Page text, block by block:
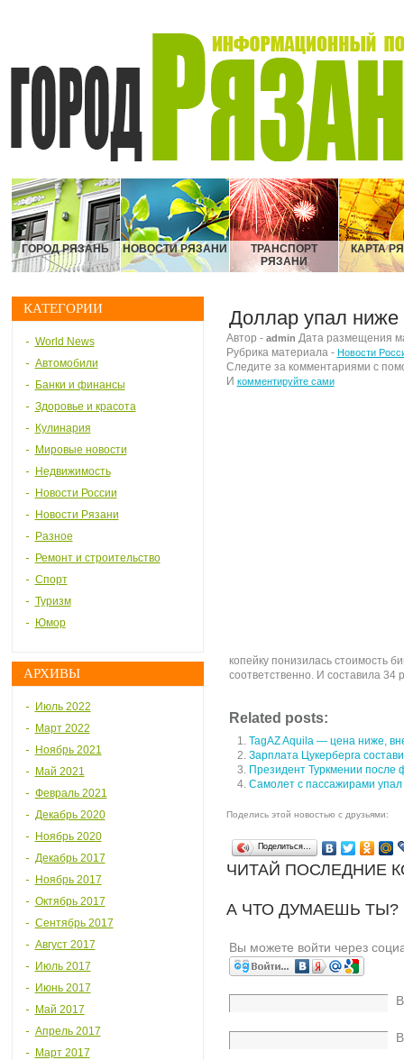
ГОРОД РЯЗАНЬ НОВОСТИ РЯЗАНИ
ТРАНСПОРТ
РЯЗАНИ
КАРТА
КАТЕГОРИИ
World News
Автомобили
Банки и финансы
Здоровье и красота
Кулинария
Мировые новости
Недвижимость
Новости России
Новости Рязани
Разное
Ремонт и строительство
Спорт
Туризм
Юмор
АРХИВЫ
Июль 2022
Март 2022
Ноябрь 2021
Май 2021
Февраль 2021
Декабрь 2020
Ноябрь 2020
Декабрь 2017
Ноябрь 2017
Октябрь 2017
Сентябрь 2017
Август 2017
Июль 2017
Июнь 2017
Май 2017
Апрель 2017
Март 2017
Доллар упал ниже
Автор - admin Дата размещения
Рубрика материала - Новости
Следите за комментариями с
И комментируйте сами
копейку понизилась стоимость
соответственно. И составила 34
Related posts:
TagAZ Aquila — цена ниже,
Зарплата Цукерберга
Президент Туркмении после
Самолет с пассажирами упал
Поделись этой новостью с друзьями:
Поделиться…
ЧИТАЙ ПОСЛЕДНИЕ
А ЧТО ДУМАЕШЬ
Вы можете войти через